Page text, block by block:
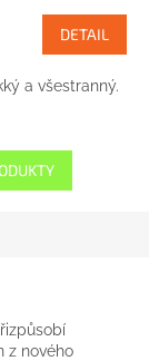
DETAIL
a všestranný.
z nového